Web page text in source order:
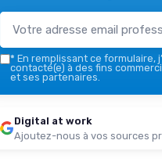
* En remplissant ce formulaire,
contacté(e) à des fins
et ses partenaires.
Digital at work
Ajoutez-nous à vos sources